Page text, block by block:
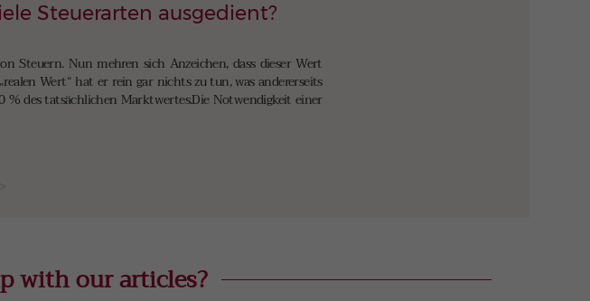
Steuerarten ausgedient?
Steuern. Nun mehren sich Anzeichen, dass dieser Wert
Wert“ hat er rein gar nichts zu tun, was andererseits
% des tatsächlichen Marktwertes.Die Notwendigkeit einer
with our articles?